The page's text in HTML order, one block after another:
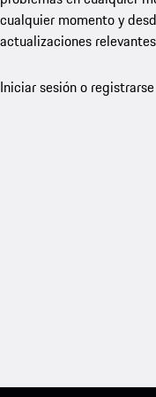
cualquier momento y
actualizaciones
Iniciar sesión o registrarse